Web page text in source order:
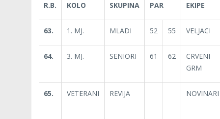
R.B. KOLO SKUPINA PAR EKIPE
63. 1. MJ. MLADI 52 55 VELJACI
64. 3. MJ. SENIORI 61 62
CRVENI
GRM
65. VETERANI REVIJA NOVINARI